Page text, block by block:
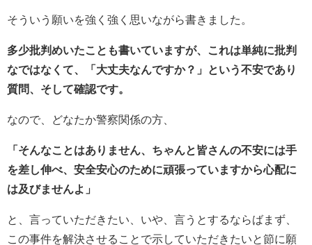
そういう願いを強く強く思いながら書きました。
多少批判めいたことも書いていますが、これは単純に批判
なではなくて、「大丈夫なんですか？」という不安であり
質問、そして確認です。
なので、どなたか警察関係の方、
「そんなことはありません、ちゃんと皆さんの不安には手
を差し伸べ、安全安心のために頑張っていますから心配に
は及びませんよ」
と、言っていただきたい、いや、言うとするならばまず、
この事件を解決させることで示していただきたいと節に願